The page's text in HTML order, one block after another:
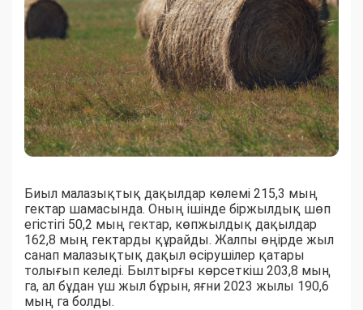
Биыл малазықтық дақылдар көлемі 215,3 мың
гектар шамасында. Оның ішінде біржылдық шөп
егістігі 50,2 мың гектар, көпжылдық дақылдар
162,8 мың гектарды құрайды. Жалпы өңірде жыл
санап малазықтық дақыл өсірушілер қатары
толығып келеді. Былтырғы көрсеткіш 203,8 мың
га, ал бұдан үш жыл бұрын, яғни 2023 жылы 190,6
мың га болды.